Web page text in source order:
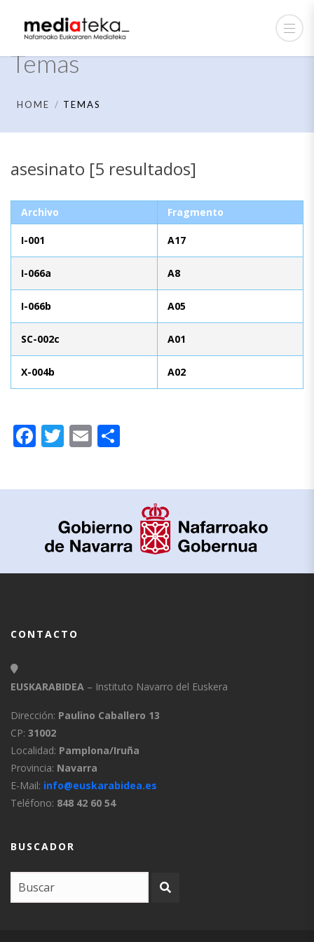
Temas
HOME TEMAS
asesinato [5 resultados]
Archivo Fragmento
I-001 A17
I-066a A8
I-066b A05
SC-002c A01
X-004b A02
Facebook
Twitter
Email
CONTACTO
EUSKARABIDEA – Instituto Navarro del Euskera
Dirección: Paulino Caballero 13
CP: 31002
Localidad: Pamplona/Iruña
Provincia: Navarra
E-Mail: info@euskarabidea.es
Teléfono: 848 42 60 54
BUSCADOR